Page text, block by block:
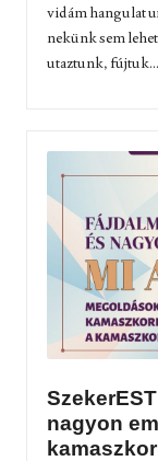
vidám hangulat
nekünk sem
utaztunk, fújtuk...
nagyon